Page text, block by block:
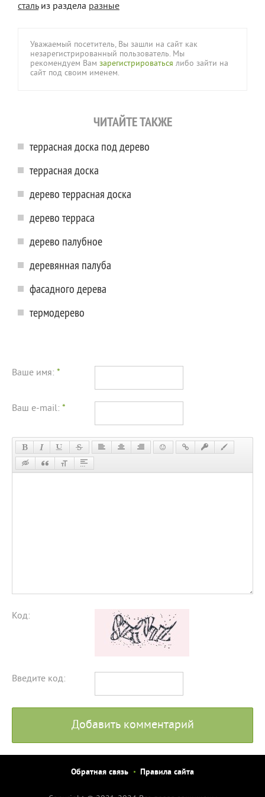
стальиз раздела разные
Уважаемый посетитель, Вы зашли на сайт как
незарегистрированный пользователь. Мы
рекомендуем Вам зарегистрироваться либо зайти на
сайт под своим именем.
ЧИТАЙТЕ ТАКЖЕ
террасная доска под дерево
террасная доска
дерево террасная доска
дерево терраса
дерево палубное
деревянная палуба
фасадного дерева
термодерево
Ваше имя: *
Ваш e-mail: *
Код:
Введите код:
Добавить комментарий
Обратная связь Правила сайта